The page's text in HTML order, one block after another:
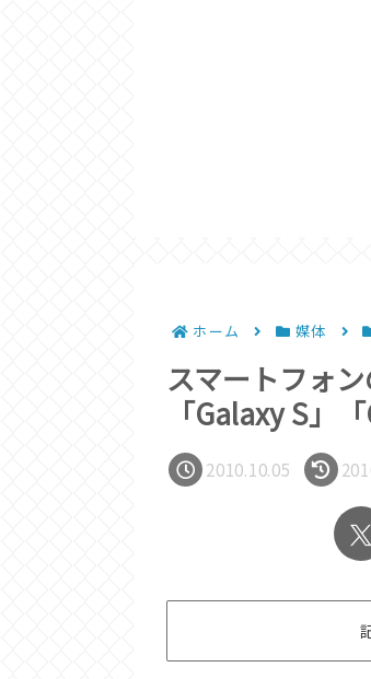
ホーム 媒体
スマートフォ
「Galaxy S」
2010.10.05